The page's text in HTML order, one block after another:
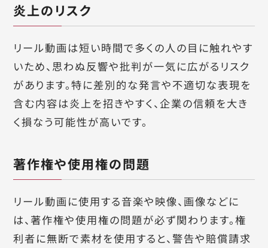
炎上のリスク
リール動画は短い時間で多くの人の目に触れやす
いため、思わぬ反響や批判が一気に広がるリスク
があります。特に差別的な発言や不適切な表現を
含む内容は炎上を招きやすく、企業の信頼を大き
く損なう可能性が高いです。
著作権や使用権の問題
リール動画に使用する音楽や映像、画像などに
は、著作権や使用権の問題が必ず関わります。権
利者に無断で素材を使用すると、警告や賠償請求